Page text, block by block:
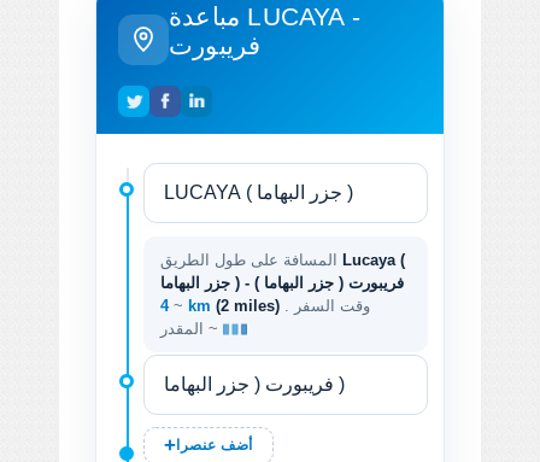
مباعدة LUCAYA -
فريبورت
Lucaya (
جزر البهاما ) - فريبورت ( جزر البهاما )
~ 4 km (2 miles)
المقدر ~
أضف عنصرا